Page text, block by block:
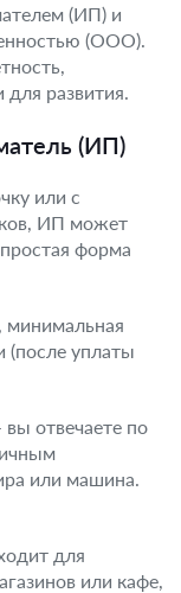
(ИП) и
(ООО).
развития.
(ИП)
или с
ИП может
форма
минимальная
(после уплаты
отвечаете по
или машина.
для
или кафе,